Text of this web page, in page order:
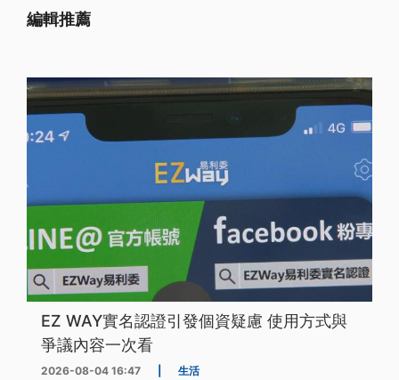
編輯推薦
EZ WAY實名認證引發個資疑慮 使用方式與
爭議內容一次看
2026-08-04 16:47 生活